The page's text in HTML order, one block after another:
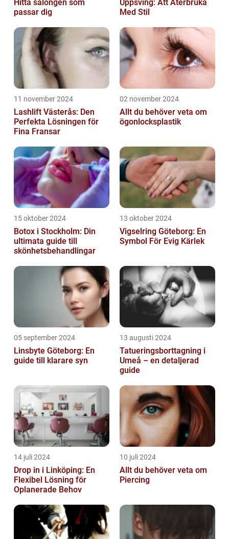
Hitta salongen som
passar dig
Uppsving: Att Återbruka
Med Stil
11 november 2024
Lashlift Västerås: Den
Perfekta Lösningen för
Fina Fransar
02 november 2024
Allt du behöver veta om
ögonlocksplastik
15 oktober 2024
Botox i Stockholm: Din
ultimata guide till
skönhetsbehandlingar
13 oktober 2024
Vigselring Göteborg: En
Symbol För Evig Kärlek
05 september 2024
Linsbyte Göteborg: En
guide till klarare syn
13 augusti 2024
Tatueringsborttagning i
Umeå – en detaljerad
guide
14 juli 2024
Drop in i Linköping: En
Flexibel Lösning för
Oplanerade Behov
10 juli 2024
Allt du behöver veta om
Piercing